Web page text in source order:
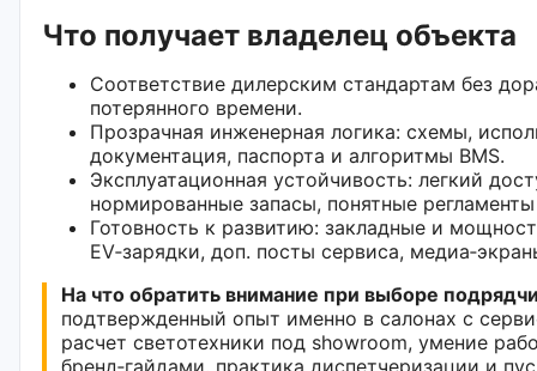
Что получает владелец объекта
Соответствие дилерским стандартам без
потерянного времени.
Прозрачная инженерная логика: схемы,
документация, паспорта и алгоритмы BMS.
Эксплуатационная устойчивость: легкий
нормированные запасы, понятные
Готовность к развитию: закладные и
EV‑зарядки, доп. посты сервиса,
На что обратить внимание при выборе
подтвержденный опыт именно в салонах с
расчет светотехники под showroom, умение
бренд‑гайдами, практика диспетчеризации и